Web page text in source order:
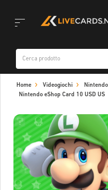
navigation
Home Videogiochi Nintendo
Nintendo eShop Card 10 USD US